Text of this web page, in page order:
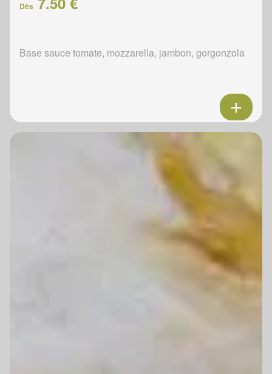
Dès
Base sauce tomate, mozzarella, jambon, gorgonzola